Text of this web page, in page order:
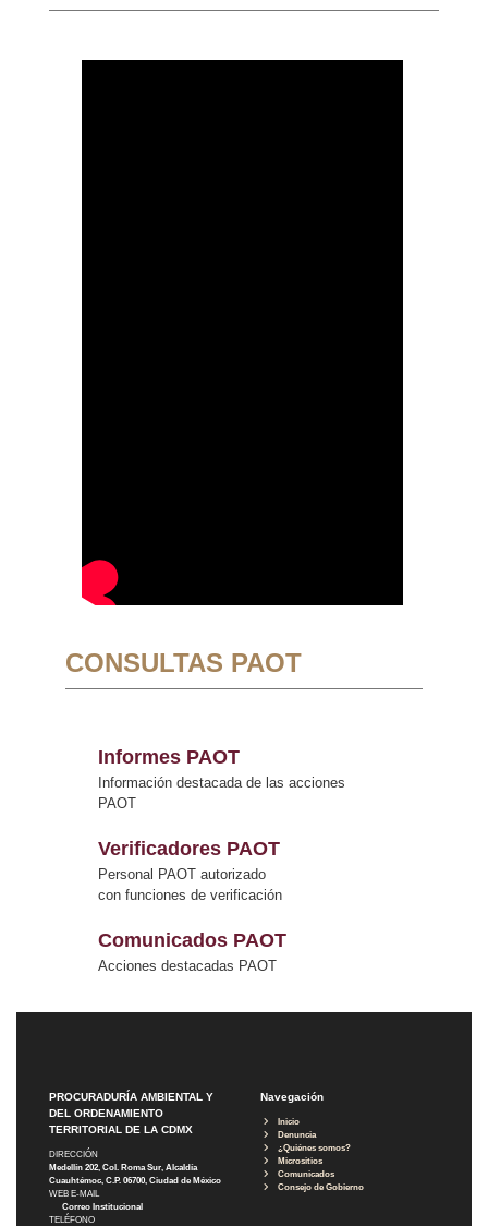
CONSULTAS PAOT
Informes PAOT
Información destacada de las acciones
PAOT
Verificadores PAOT
Personal PAOT autorizado
con funciones de verificación
Comunicados PAOT
Acciones destacadas PAOT
PROCURADURÍA AMBIENTAL Y
DEL ORDENAMIENTO
TERRITORIAL DE LA CDMX
DIRECCIÓN
Medellín 202, Col. Roma Sur, Alcaldía
Cuauhtémoc, C.P. 06700, Ciudad de México
WEB E-MAIL
Correo Institucional
TELÉFONO
Navegación
Inicio
Denuncia
¿Quiénes somos?
Micrositios
Comunicados
Consejo de Gobierno